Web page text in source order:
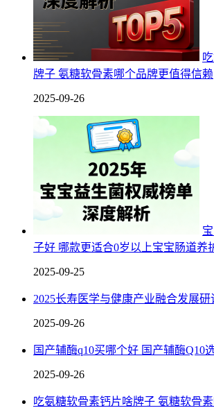
牌子 氨糖软骨素哪个品牌更值得信赖
2025-09-26
子好 哪款更适合0岁以上宝宝肠道养
2025-09-25
2025长寿医学与健康产业融合发展
2025-09-26
国产辅酶q10买哪个好 国产辅酶Q10
2025-09-26
吃氨糖软骨素钙片啥牌子 氨糖软骨